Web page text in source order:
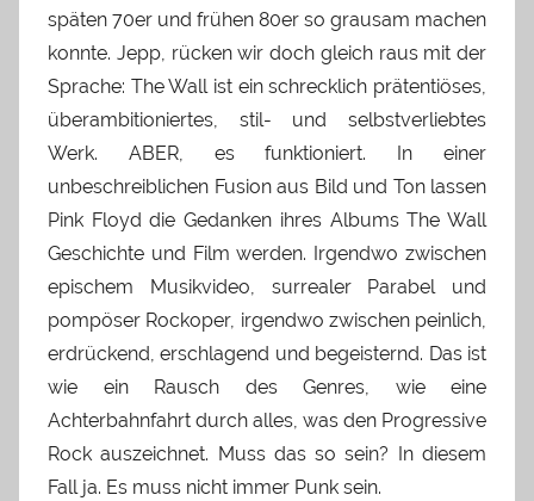
späten 70er und frühen 80er so grausam machen
konnte. Jepp, rücken wir doch gleich raus mit der
Sprache: The Wall ist ein schrecklich prätentiöses,
überambitioniertes, stil- und selbstverliebtes
Werk. ABER, es funktioniert. In einer
unbeschreiblichen Fusion aus Bild und Ton lassen
Pink Floyd die Gedanken ihres Albums The Wall
Geschichte und Film werden. Irgendwo zwischen
epischem Musikvideo, surrealer Parabel und
pompöser Rockoper, irgendwo zwischen peinlich,
erdrückend, erschlagend und begeisternd. Das ist
wie ein Rausch des Genres, wie eine
Achterbahnfahrt durch alles, was den Progressive
Rock auszeichnet. Muss das so sein? In diesem
Fall ja. Es muss nicht immer Punk sein.